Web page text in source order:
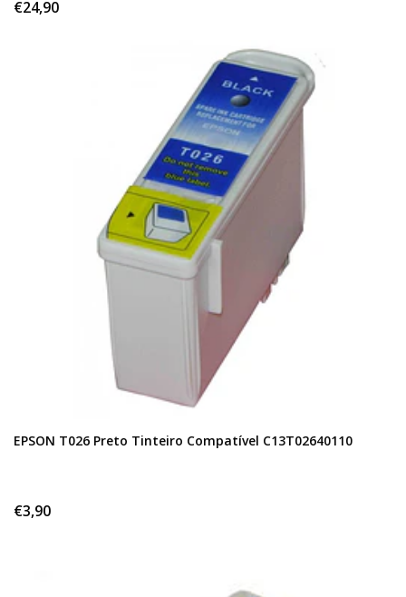
€24,90
EPSON T026 Preto Tinteiro Compatível C13T02640110
€3,90